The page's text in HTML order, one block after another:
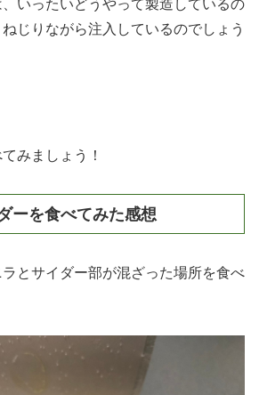
いったいどうやって製造しているの
じりながら注入しているのでしょう
みましょう！
ーを食べてみた感想
とサイダー部が混ざった場所を食べ